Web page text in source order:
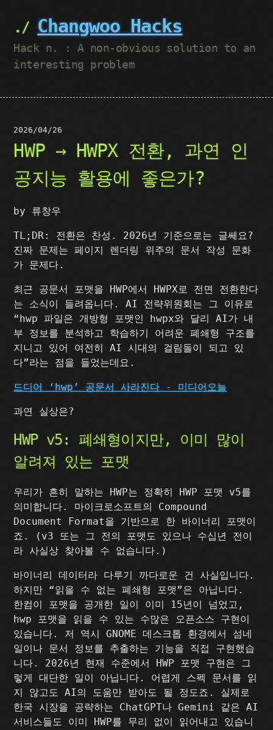
Changwoo Hacks
Hack n. : A non-obvious solution to an
interesting problem
2026/04/26
HWP → HWPX 전환, 과연 인
공지능 활용에 좋은가?
by 류창우
TL;DR: 전환은 찬성. 2026년 기준으로는 글쎄요?
진짜 문제는 페이지 렌더링 위주의 문서 작성 문화
가 문제다.
최근 공문서 포맷을 HWP에서 HWPX로 전면 전환한다
는 소식이 들려옵니다. AI 전략위원회는 그 이유로
“hwp 파일은 개방형 포맷인 hwpx와 달리 AI가 내
부 정보를 분석하고 학습하기 어려운 폐쇄형 구조를
지니고 있어 여전히 AI 시대의 걸림돌이 되고 있
다”라는 점을 들었는데요.
드디어 ‘hwp’ 공문서 사라진다 - 미디어오늘
과연 실상은?
HWP v5: 폐쇄형이지만, 이미 많이
알려져 있는 포맷
우리가 흔히 말하는 HWP는 정확히 HWP 포맷 v5를
의미합니다. 마이크로소프트의 Compound
Document Format을 기반으로 한 바이너리 포맷이
죠. (v3 또는 그 전의 포맷도 있으나 수십년 전이
라 사실상 찾아볼 수 없습니다.)
바이너리 데이터라 다루기 까다로운 건 사실입니다.
하지만 “읽을 수 없는 폐쇄형 포맷”은 아닙니다.
한컴이 포맷을 공개한 일이 이미 15년이 넘었고,
hwp 포맷을 읽을 수 있는 수많은 오픈소스 구현이
있습니다. 저 역시 GNOME 데스크톱 환경에서 섬네
일이나 문서 정보를 추출하는 기능을 직접 구현했습
니다. 2026년 현재 수준에서 HWP 포맷 구현은 그
렇게 대단한 일이 아닙니다. 어렵게 스펙 문서를 읽
지 않고도 AI의 도움만 받아도 될 정도죠. 실제로
한국 시장을 공략하는 ChatGPT나 Gemini 같은 AI
서비스들도 이미 HWP를 무리 없이 읽어내고 있습니